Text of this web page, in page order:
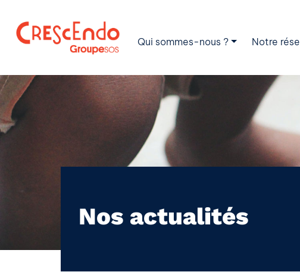
Qui sommes-nous ?
Notre
Nos actualités